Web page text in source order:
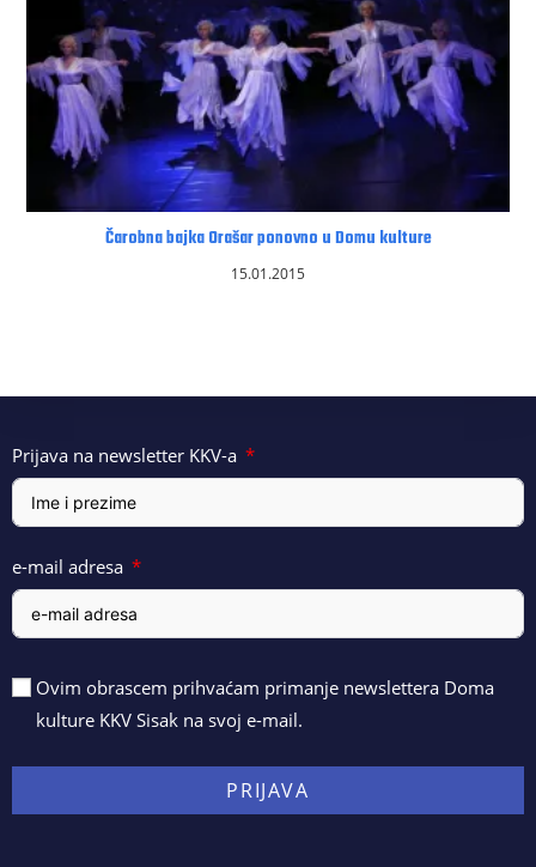
Čarobna bajka Orašar ponovno u Domu kulture
15.01.2015
Prijava na newsletter KKV-a
e-mail adresa
Ovim obrascem prihvaćam primanje newslettera Doma
kulture KKV Sisak na svoj e-mail.
PRIJAVA